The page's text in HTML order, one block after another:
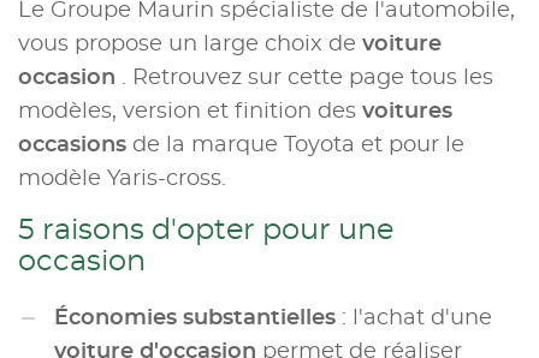
Le Groupe Maurin spécialiste de l'automobile,
vous propose un large choix de voiture
occasion . Retrouvez sur cette page tous les
modèles, version et finition des voitures
occasions de la marque Toyota et pour le
modèle Yaris-cross.
5 raisons d'opter pour une
occasion
Économies substantielles : l'achat d'une
voiture d'occasion permet de réaliser